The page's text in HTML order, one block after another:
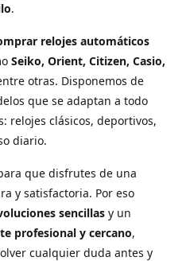
.
relojes automáticos
Seiko, Orient, Citizen, Casio,
otras. Disponemos de
que se adaptan a todo
relojes clásicos, deportivos,
diario.
que disfrutes de una
y satisfactoria. Por eso
sencillas y un
profesional y cercano,
cualquier duda antes y